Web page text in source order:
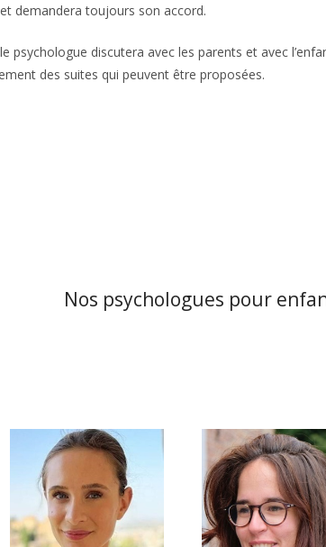
demandera toujours son accord.
psychologue discutera avec les parents et avec
des suites qui peuvent être proposées.
Nos psychologues pour